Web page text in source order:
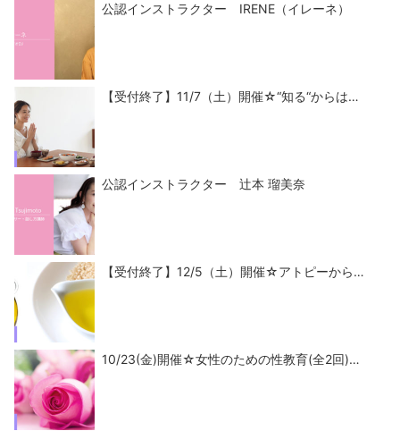
公認インストラクター IRENE（イレーネ）
【受付終了】11/7（土）開催☆“知る“からは…
公認インストラクター 辻本 瑠美奈
【受付終了】12/5（土）開催☆アトピーから…
10/23(金)開催☆女性のための性教育(全2回)…